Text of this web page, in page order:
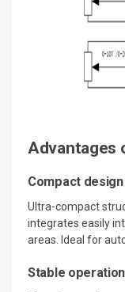
Advantages
Compact design
Ultra-compact
integrates easily
areas. Ideal for
Stable operation